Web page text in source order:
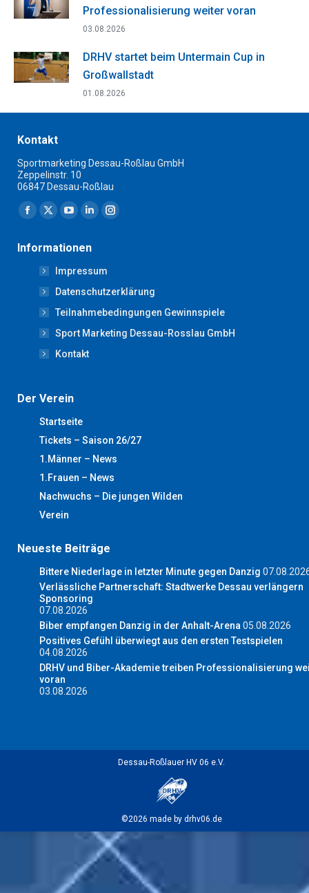
Professionalisierung weiter voran
03.08.2026
DRHV startet beim Untermain Cup in
Großwallstadt
01.08.2026
Kontakt
Sportmarketing Dessau-Roßlau GmbH
Zeppelinstr. 10
06847 Dessau-Roßlau
Finden Sie uns auf:
Facebook
opens
new
window
X
opens
in
new
window
YouTube
opens
in
new
window
Linkedin
opens
in
new
window
Instagram
new
window
Informationen
Impressum
Datenschutzerklärung
Teilnahmebedingungen Gewinnspiele
Sport Marketing Dessau-Rosslau GmbH
Kontakt
Der Verein
Startseite
Tickets – Saison 26/27
1.Männer – News
1.Frauen – News
Nachwuchs – Die jungen Wilden
Verein
Neueste Beiträge
Bittere Niederlage in letzter Minute gegen Danzig
Verlässliche Partnerschaft: Stadtwerke Dessau verlängern
Sponsoring
07.08.2026
Biber empfangen Danzig in der Anhalt-Arena 05.08.2026
Positives Gefühl überwiegt aus den ersten Testspielen
04.08.2026
DRHV und Biber-Akademie treiben Professionalisierung
voran
03.08.2026
Dessau-Roßlauer HV 06 e.V.
©2026 made by drhv06.de